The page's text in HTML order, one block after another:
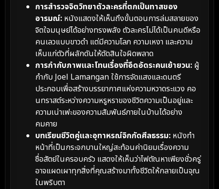
การสำรวจจิตวิทยาตัวละครที่ตกเป็นทาสของ
อารมณ์: หนังแสดงให้เห็นถึงขั้นตอนการล่มสลายของ
จิตใจมนุษย์ได้อย่างทรงพลัง ตัวละครไม่ได้เป็นคนดีหรือ
คนเลวแบบขาวดำ แต่มีความโลภ ความเหงา และความ
เห็นแก่ตัวที่ผลักดันให้ตัดสินใจผิดพลาด
การกำกับภาพและโทนเรื่องที่อึดอัดระคนเย้ายวน: ผู้
กำกับ Joel Lamangan ใช้การจัดแสงและดนตรี
ประกอบเพื่อสร้างบรรยากาศแห่งความหวาดระแวง คอ
นทราสต์ระหว่างความหรูหราของชีวิตความเป็นอยู่และ
ความเน่าเฟะของความสัมพันธ์ภายในบ้านได้อย่าง
คมคาย
บทเรียนชีวิตคู่และอุทาหรณ์จิกกัดศีลธรรม: หนังทำ
หน้าที่เป็นกระจกบานใหญ่สะท้อนค่านิยมเรื่องความ
ซื่อสัตย์ในครอบครัว แสดงให้เห็นว่าไฟตัณหาเพียงชั่วครู่
อาจแผดเผาทุกสิ่งที่คุณสร้างมาทั้งชีวิตให้กลายเป็นจุณ
ในพริบตา